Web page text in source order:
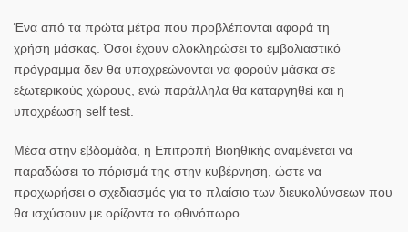
Ένα από τα πρώτα μέτρα που προβλέπονται αφορά τη
χρήση μάσκας . Όσοι έχουν ολοκληρώσει το εμβολιαστικό
πρόγραμμα δεν θα υποχρεώνονται να φορούν μάσκα σε
εξωτερικούς χώρους, ενώ παράλληλα θα καταργηθεί και η
υποχρέωση self test
Μέσα στην εβδομάδα, η Επιτροπή Βιοηθικής αναμένεται να
παραδώσει το πόρισμά της στην κυβέρνηση, ώστε να
προχωρήσει ο σχεδιασμός για το πλαίσιο των διευκολύνσεων που
θα ισχύσουν με ορίζοντα το φθινόπωρο.